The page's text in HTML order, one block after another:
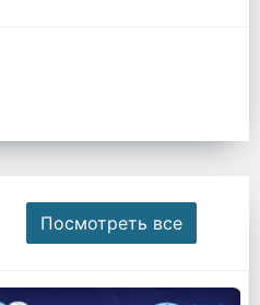
Посмотреть все